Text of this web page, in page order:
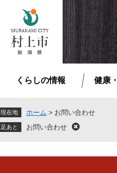
くらしの情報 健康
現在地 ホーム > お問い合わせ
お問い合わせ
閉